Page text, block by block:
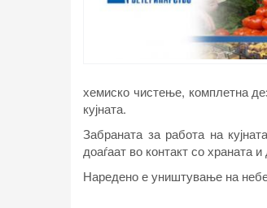
хемиско чистење, комплетна
кујната.
Забраната за работа на
доаѓаат во контакт со храната
Наредено е уништување на